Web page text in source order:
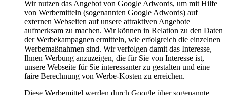
Wir nutzen das Angebot von Google Adwords, um mit Hilfe
von Werbemitteln (sogenannten Google Adwords) auf
externen Webseiten auf unsere attraktiven Angebote
aufmerksam zu machen. Wir können in Relation zu den Daten
der Werbekampagnen ermitteln, wie erfolgreich die einzelnen
Werbemaßnahmen sind. Wir verfolgen damit das Interesse,
Ihnen Werbung anzuzeigen, die für Sie von Interesse ist,
unsere Webseite für Sie interessanter zu gestalten und eine
faire Berechnung von Werbe-Kosten zu erreichen.
Diese Werbemittel werden durch Google über sogenannte